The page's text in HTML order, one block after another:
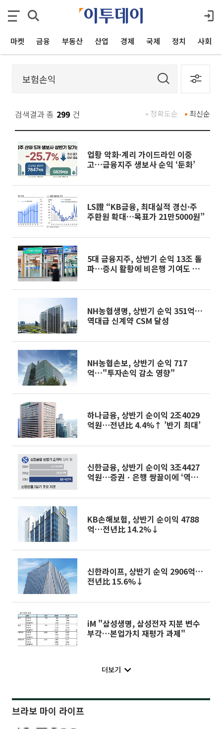
마켓 금융 부동산 산업 경제 국제 정치 사회
검색결과 총 299 건 최신순
정확도순
업황 악화·계리 가이드라인 이중
고…금융지주 생보사 순익 ‘둔화’
LS證 “KB금융, 최대실적 경신·주
주환원 확대…목표가 21만5000원”
5대 금융지주, 상반기 순익 13조 돌
파⋯증시 활황에 비은행 기여도 확
NH농협생명, 상반기 순익 351억…
역대급 신계약 CSM 달성
NH농협손보, 상반기 순익 717
억…"투자손익 감소 영향"
하나금융, 상반기 순이익 2조4029
억원⋯전년比 4.4%↑ ’반기 최대’
신한금융, 상반기 순이익 3조4427
억원⋯증권ㆍ은행 쌍끌이에 ‘역대
KB손해보험, 상반기 순이익 4788
억…전년比 14.2%↓
신한라이프, 상반기 순익 2906억…
전년比 15.6%↓
iM "삼성생명, 삼성전자 지분 변수
부각…본업가치 재평가 과제"
더보기
브라보 마이 라이프